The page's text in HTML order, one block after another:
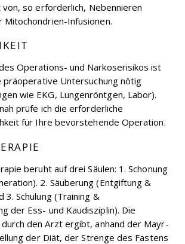
so erforderlich, Nebennieren
Mitochondrien-Infusionen.
Operations- und Narkoserisikos ist
präoperative Untersuchung nötig
wie EKG, Lungenröntgen, Labor).
prüfe ich die erforderliche
für Ihre bevorstehende Operation.
beruht auf drei Säulen: 1. Schonung
2. Säuberung (Entgiftung &
3. Schulung (Training &
der Ess- und Kaudisziplin). Die
den Arzt ergibt, anhand der Mayr-
der Diät, der Strenge des Fastens